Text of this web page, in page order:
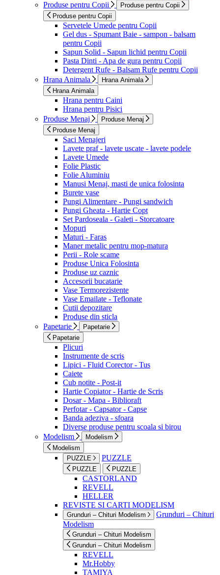
Produse pentru Copii
Produse pentru Copii
Produse pentru Copii
Servetele Umede pentru Copii
Gel dus - Spumant Baie - sampon - balsam
pentru Copii
Sapun Solid - Sapun lichid pentru Copii
Pasta Dinti - Apa de gura pentru Copii
Detergent Rufe - Balsam Rufe pentru Copii
Hrana Animala
Hrana Animala
Hrana Animala
Hrana pentru Caini
Hrana pentru Pisici
Produse Menaj
Produse Menaj
Produse Menaj
Saci Menajeri
Lavete praf - lavete uscate - lavete podele
Lavete Umede
Folie Plastic
Folie Aluminiu
Manusi Menaj, masti de unica folosinta
Burete vase
Pungi Alimentare - Pungi sandwich
Pungi Gheata - Hartie Copt
Set Pardoseala - Galeti - Storcatoare
Mopuri
Maturi - Faras
Maner metalic pentru mop-matura
Perii - Role scame
Produse Unica Folosinta
Produse uz caznic
Accesorii bucatarie
Vase Termorezistente
Vase Emailate - Teflonate
Cutii depozitare
Produse din sticla
Papetarie
Papetarie
Papetarie
Plicuri
Instrumente de scris
Lipici - Fluid Corector - Tus
Caiete
Cub notite - Post-it
Hartie Copiator - Hartie de Scris
Dosar - Mapa - Biblioraft
Perfotar - Capsator - Capse
Banda adeziva - sfoara
Diverse produse pentru scoala si birou
Modelism
Modelism
Modelism
PUZZLE
PUZZLE
PUZZLE PUZZLE
CASTORLAND
REVELL
HELLER
REVISTE SI CARTI MODELISM
Grunduri – Chituri Modelism
Grunduri – Chituri
Modelism
Grunduri – Chituri Modelism
Grunduri – Chituri Modelism
REVELL
Mr.Hobby
TAMIYA